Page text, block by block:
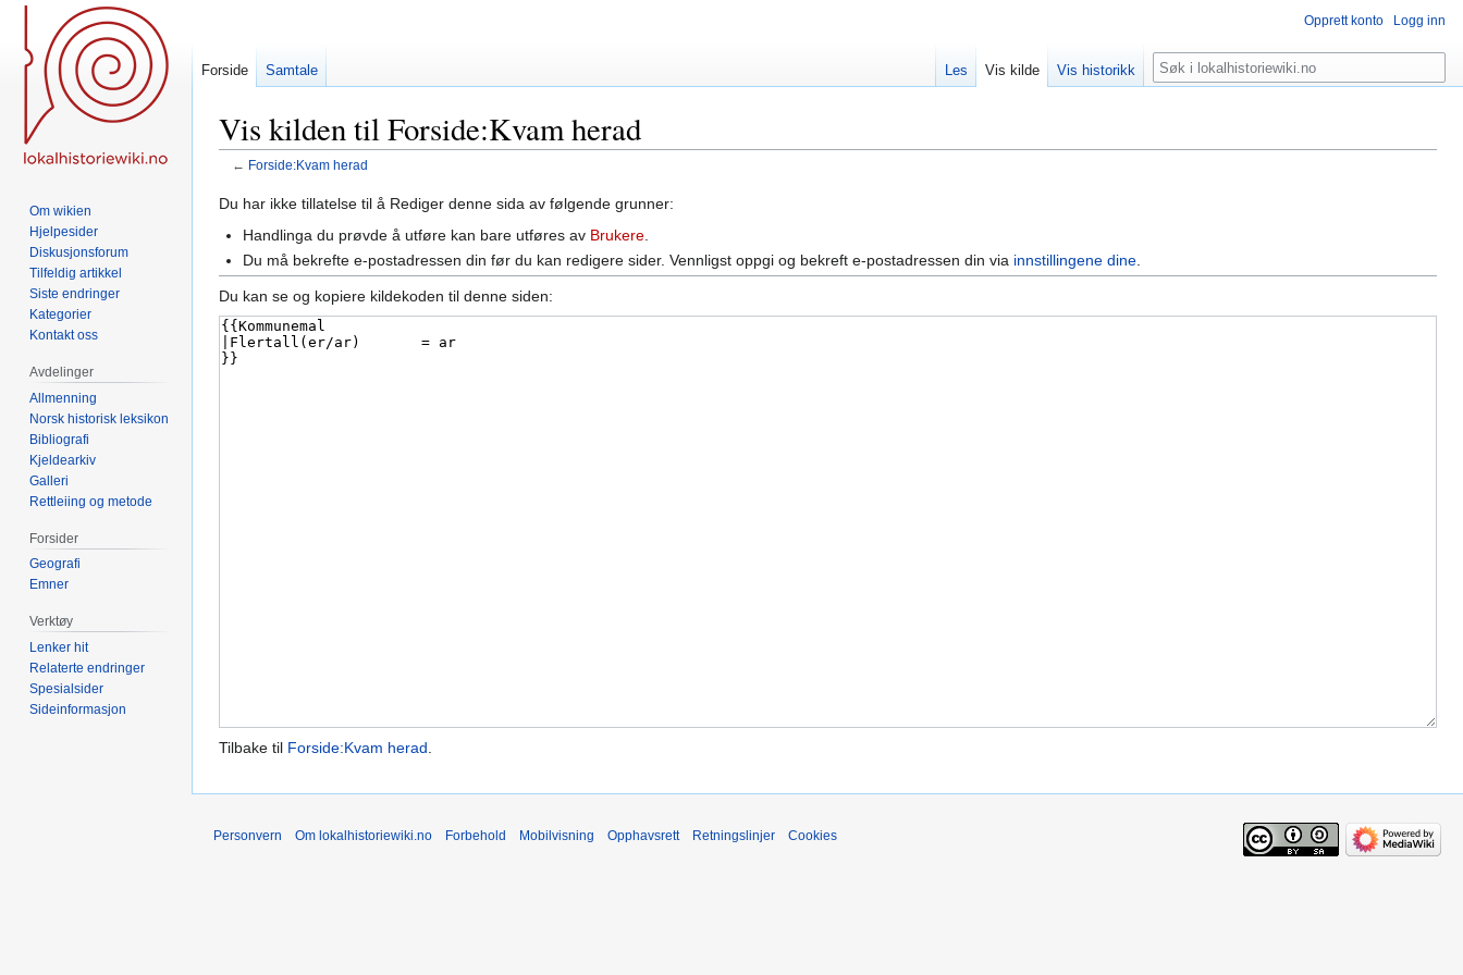
Vis kilden til Forside:Kvam herad
← Forside:Kvam herad
Hopp
navigering
Hopp
Du har ikke tillatelse til å Rediger denne sida av følgende grunner:
Handlinga du prøvde å utføre kan bare utføres av Brukere
Du må bekrefte e-postadressen din før du kan redigere sider. Vennligst oppgi og bekreft e-postadressen din via innstillingene dine
Du kan se og kopiere kildekoden til denne siden:
Tilbake til Forside:Kvam herad.
Opprett konto Logg inn
Forside Samtale Les Vis kilde Vis historikk Søk
Om wikien
Hjelpesider
Diskusjonsforum
Tilfeldig artikkel
Siste endringer
Kategorier
Kontakt oss
Avdelinger
Allmenning
Norsk historisk leksikon
Bibliografi
Kjeldearkiv
Galleri
Rettleiing og metode
Forsider
Geografi
Emner
Verktøy
Lenker hit
Relaterte endringer
Spesialsider
Sideinformasjon
Personvern Om lokalhistoriewiki.no Forbehold Mobilvisning Opphavsrett Retningslinjer Cookies